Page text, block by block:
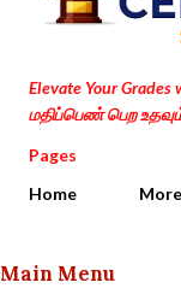
Elevate Your
மதிப்பெண் பெற
Pages
Home
Main Menu